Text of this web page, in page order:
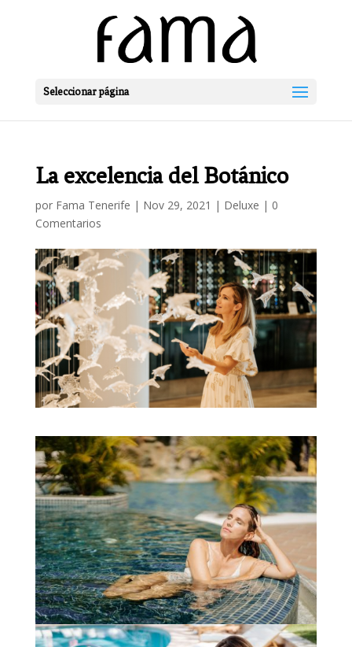
Seleccionar página
La excelencia del Botánico
por Fama Tenerife | Nov 29, 2021 | Deluxe | 0
Comentarios